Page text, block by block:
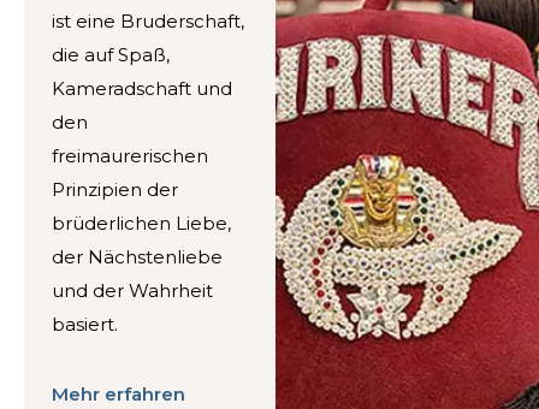
ist eine Bruderschaft,
die auf Spaß,
Kameradschaft und
den
freimaurerischen
Prinzipien der
brüderlichen Liebe,
der Nächstenliebe
und der Wahrheit
basiert.
Mehr erfahren